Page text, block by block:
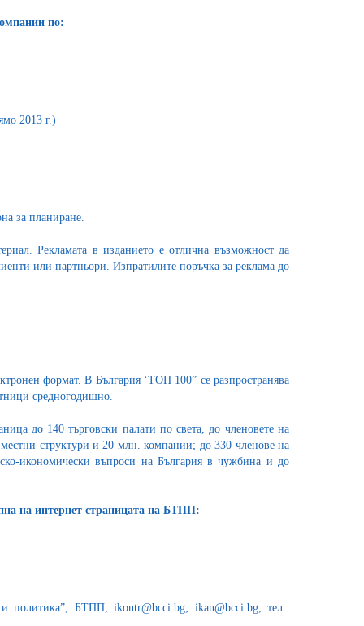
по:
2013 г.)
за планиране.
Рекламата в изданието е отлична възможност да
или партньори. Изпратилите поръчка за реклама до
формат. В България ‘ТОП 100” се разпространява
средногодишно.
до 140 търговски палати по света, до членовете на
структури и 20 млн. компании; до 330 членове на
икономически въпроси на България в чужбина и до
на интернет страницата на БТПП:
политика”, БТПП, ikontr@bcci.bg; ikan@bcci.bg, тел.: